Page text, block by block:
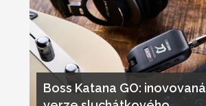
Boss Katana GO: inovovaná